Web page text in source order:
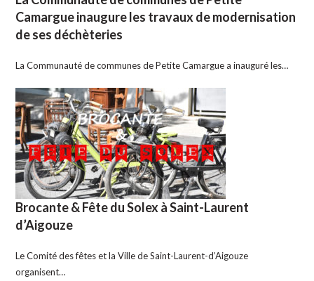
Camargue inaugure les travaux de modernisation
de ses déchèteries
La Communauté de communes de Petite Camargue a inauguré les…
Brocante & Fête du Solex à Saint-Laurent
d’Aigouze
Le Comité des fêtes et la Ville de Saint-Laurent-d’Aigouze
organisent…